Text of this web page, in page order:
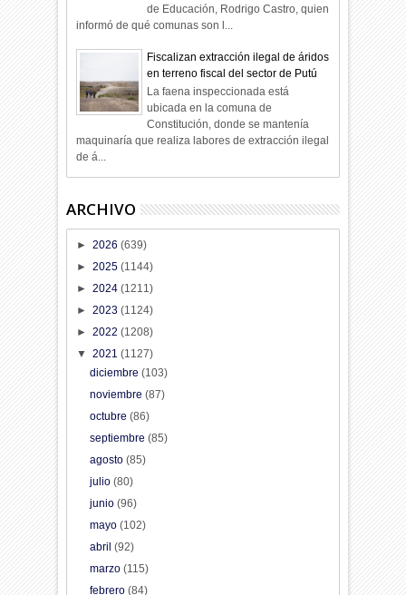
de Educación, Rodrigo Castro, quien
informó de qué comunas son l...
Fiscalizan extracción ilegal de áridos
en terreno fiscal del sector de Putú
La faena inspeccionada está
ubicada en la comuna de
Constitución, donde se mantenía
maquinaría que realiza labores de extracción ilegal
de á...
ARCHIVO
►2026(639)
►2025(1144)
►2024(1211)
►2023(1124)
►2022(1208)
▼2021(1127)
diciembre (103)
noviembre (87)
octubre (86)
septiembre (85)
agosto (85)
julio (80)
junio (96)
mayo (102)
abril (92)
marzo (115)
febrero (84)